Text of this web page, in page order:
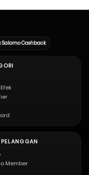
Salomo Cashback
Member